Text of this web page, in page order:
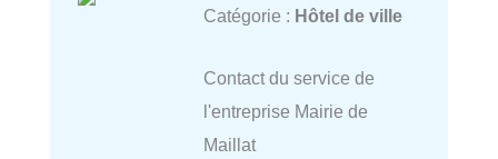
Catégorie : Hôtel de ville
Contact du service de
l'entreprise Mairie de
Maillat